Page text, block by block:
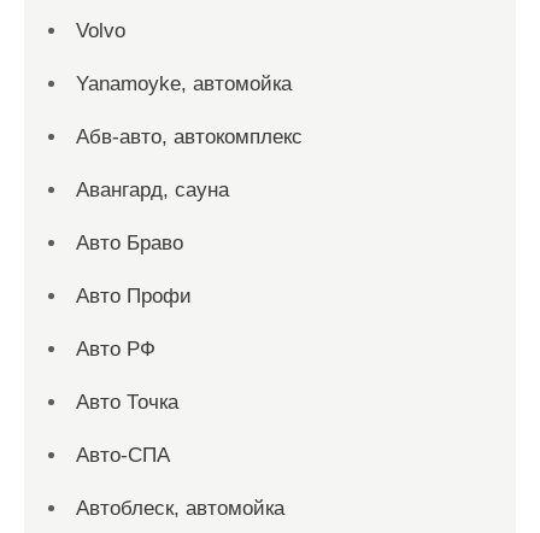
Volvo
Yanamoyke, автомойка
Абв-авто, автокомплекс
Авангард, сауна
Авто Браво
Авто Профи
Авто РФ
Авто Точка
Авто-СПА
Автоблеск, автомойка